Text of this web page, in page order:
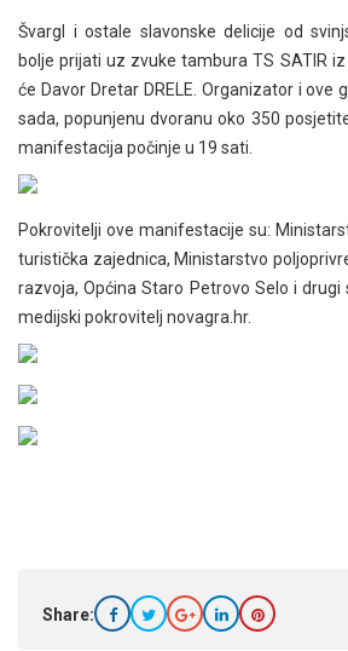
Švargl i ostale slavonske delicije od
bolje prijati uz zvuke tambura TS SATIR
će Davor Dretar DRELE. Organizator i ove
sada, popunjenu dvoranu oko 350
manifestacija počinje u 19 sati.
Pokrovitelji ove manifestacije su:
turistička zajednica, Ministarstvo
razvoja, Općina Staro Petrovo Selo i drugi
medijski pokrovitelj novagra.hr.
Share: